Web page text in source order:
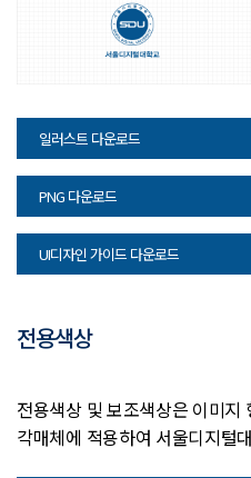
일러스트 다운로드
PNG 다운로드
UI디자인 가이드 다운로드
전용색상
전용색상 및 보조색상은 이미지
각매체에 적용하여 서울디지털